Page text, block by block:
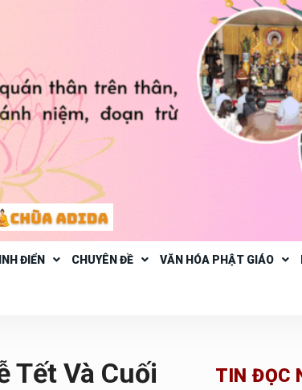
ĐIỂN CHUYÊN ĐỀ VĂN HÓA PHẬT GIÁO
Tết Và Cuối
TIN ĐỌC